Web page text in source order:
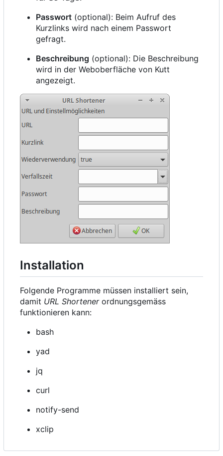
Passwort (optional): Beim Aufruf des
Kurzlinks wird nach einem Passwort
gefragt.
Beschreibung (optional): Die Beschreibung
wird in der Weboberfläche von Kutt
angezeigt.
Installation
Folgende Programme müssen installiert sein,
damit URL Shortenerordnungsgemäss
funktionieren kann:
bash
yad
jq
curl
notify-send
xclip